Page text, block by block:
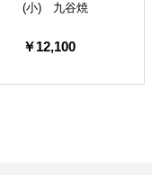
(小) 九谷焼
￥12,100